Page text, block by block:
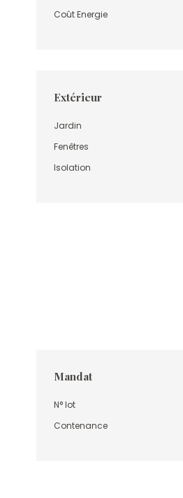
Coût Energie
Extérieur
Jardin
Fenêtres
Isolation
Mandat
N° lot
Contenance